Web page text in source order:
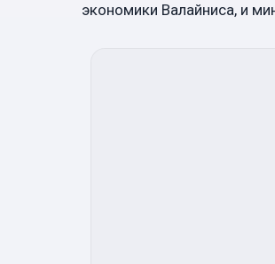
экономики Валайниса, и